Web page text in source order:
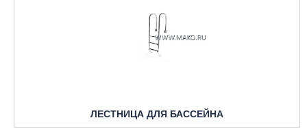
ЛЕСТНИЦА ДЛЯ БАССЕЙНА